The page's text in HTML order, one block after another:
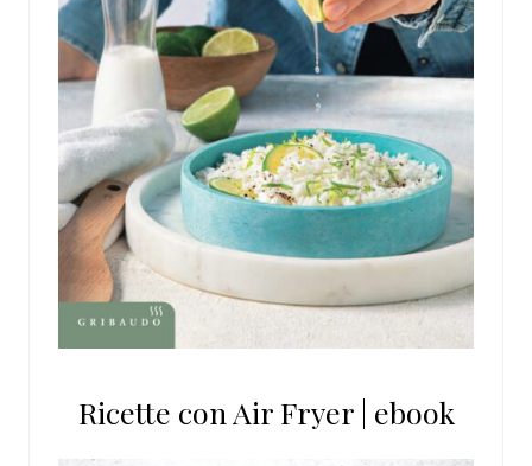
Ricette con Air Fryer | ebook